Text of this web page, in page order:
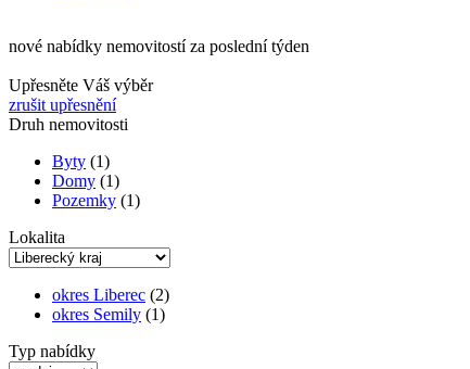
nové nabídky nemovitostí za poslední týden
Upřesněte Váš výběr
zrušit upřesnění
Druh nemovitosti
Byty (1)
Domy (1)
Pozemky (1)
Lokalita
okres Liberec (2)
okres Semily (1)
Typ nabídky